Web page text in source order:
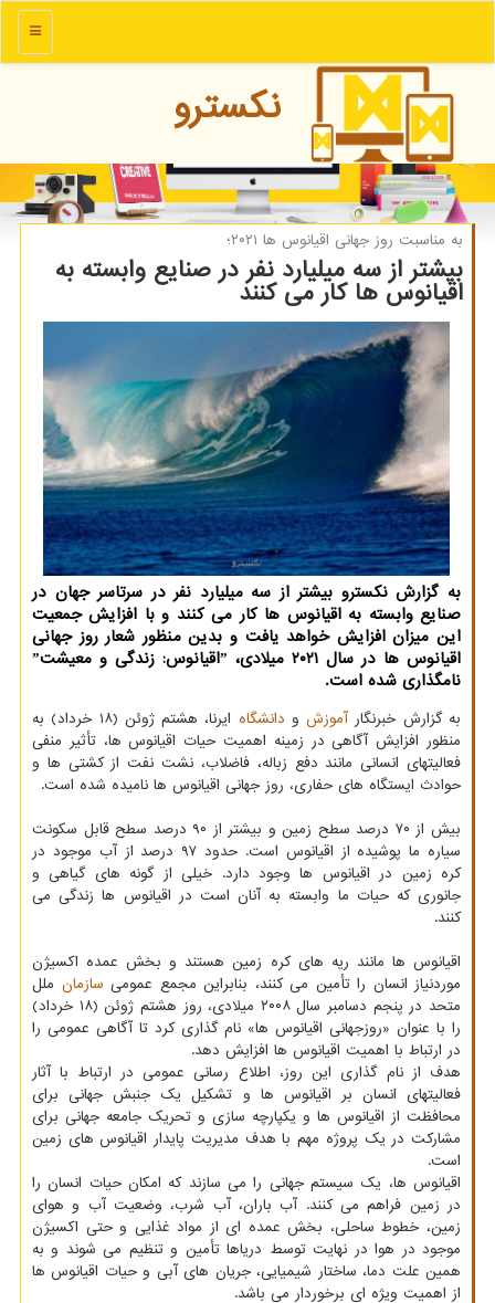
منو
نكسترو
به مناسبت روز جهانی اقیانوس ها ۲۰۲۱؛
بیشتر از سه میلیارد نفر در صنایع وابسته به
اقیانوس ها كار می كنند
به گزارش نکسترو بیشتر از سه میلیارد نفر در سرتاسر جهان در
صنایع وابسته به اقیانوس ها کار می کنند و با افزایش جمعیت
این میزان افزایش خواهد یافت و بدین منظور شعار روز جهانی
اقیانوس ها در سال ۲۰۲۱ میلادی، ˮاقیانوس: زندگی و معیشتˮ
نامگذاری شده است.
به گزارش خبرنگار آموزشو دانشگاه
ایرنا، هشتم ژوئن (۱۸ خرداد) به
منظور افزایش آگاهی در زمینه اهمیت حیات اقیانوس ها، تأثیر منفی
فعالیتهای انسانی مانند دفع زباله، فاضلاب، نشت نفت از کشتی ها و
حوادث ایستگاه های حفاری، روز جهانی اقیانوس ها نامیده شده است.
بیش از ۷۰ درصد سطح زمین و بیشتر از ۹۰ درصد سطح قابل سکونت
سیاره ما پوشیده از اقیانوس است. حدود ۹۷ درصد از آب موجود در
کره زمین در اقیانوس ها وجود دارد. خیلی از گونه های گیاهی و
جانوری که حیات ما وابسته به آنان است در اقیانوس ها زندگی می
کنند.
اقیانوس ها مانند ریه های کره زمین هستند و بخش عمده اکسیژن
موردنیاز انسان را تأمین می کنند، بنابراین مجمع عمومی سازمان ملل
متحد در پنجم دسامبر سال ۲۰۰۸ میلادی، روز هشتم ژوئن (۱۸ خرداد)
را با عنوان «روزجهانی اقیانوس ها» نام گذاری کرد تا آگاهی عمومی را
در ارتباط با اهمیت اقیانوس ها افزایش دهد.
هدف از نام گذاری این روز، اطلاع رسانی عمومی در ارتباط با آثار
فعالیتهای انسان بر اقیانوس ها و تشکیل یک جنبش جهانی برای
محافظت از اقیانوس ها و یکپارچه سازی و تحریک جامعه جهانی برای
مشارکت در یک پروژه مهم با هدف مدیریت پایدار اقیانوس های زمین
است.
اقیانوس ها، یک سیستم جهانی را می سازند که امکان حیات انسان را
در زمین فراهم می کنند. آب باران، آب شرب، وضعیت آب و هوای
زمین، خطوط ساحلی، بخش عمده ای از مواد غذایی و حتی اکسیژن
موجود در هوا در نهایت توسط دریاها تأمین و تنظیم می شوند و به
همین علت دما، ساختار شیمیایی، جریان های آبی و حیات اقیانوس ها
از اهمیت ویژه ای برخوردار می باشد.